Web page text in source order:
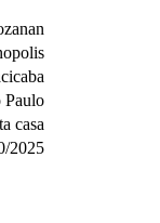
Paulo
casa
2025